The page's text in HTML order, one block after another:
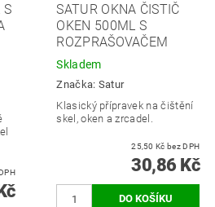
S
DPH
SATUR OKNA ČISTIČ
OKEN 500ML S
ROZPRAŠOVAČEM
Skladem
Značka: Satur
Klasický přípravek na čištění
skel, oken a zrcadel.
25,50 Kč bez DPH
30,86 Kč